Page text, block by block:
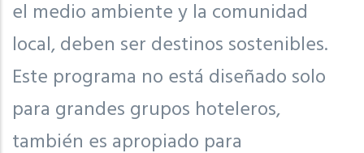
el medio ambiente y la comunidad
local, deben ser destinos sostenibles.
Este programa no está diseñado solo
para grandes grupos hoteleros,
también es apropiado para